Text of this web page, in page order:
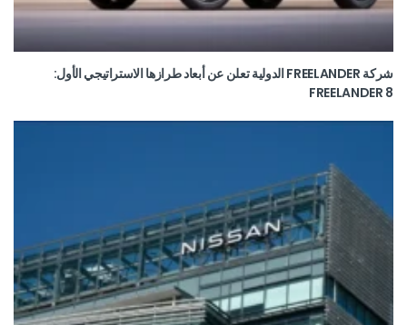
شركة FREELANDER الدولية تعلن عن أبعاد طرازها الاستراتيجي الأول:
FREELANDER 8